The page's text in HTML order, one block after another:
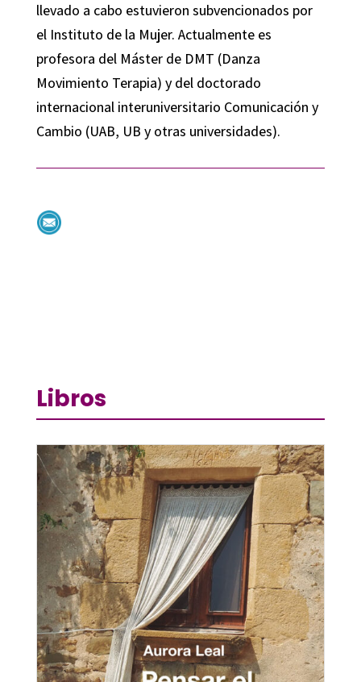
llevado a cabo estuvieron subvencionados por
el Instituto de la Mujer. Actualmente es
profesora del Máster de DMT (Danza
Movimiento Terapia) y del doctorado
internacional interuniversitario Comunicación y
Cambio (UAB, UB y otras universidades).
Libros